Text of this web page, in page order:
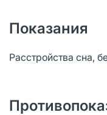
Показания
Расстройства сна,